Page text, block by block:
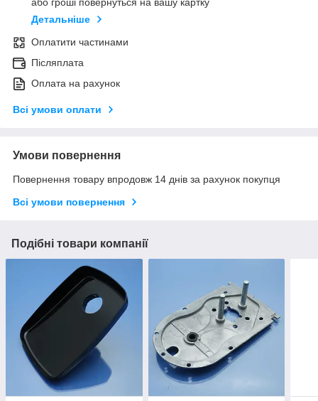
або гроші повернуться на вашу картку
Детальніше
Оплатити частинами
Післяплата
Оплата на рахунок
Всі умови оплати
Умови повернення
Повернення товару впродовж 14 днів за рахунок покупця
Всі умови повернення
Подібні товари компанії